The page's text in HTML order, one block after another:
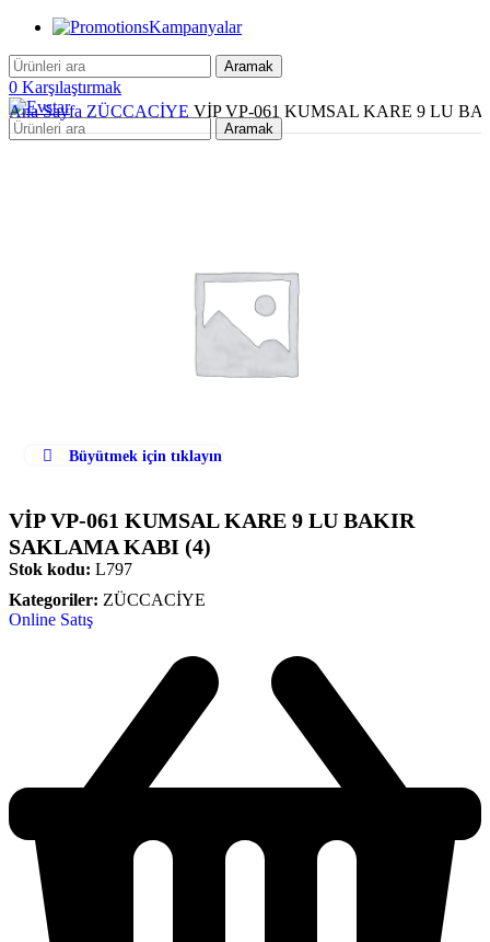
Kampanyalar
Aramak
0 Karşılaştırmak
Aramak
Ana Sayfa ZÜCCACİYE VİP VP-061 KUMSAL KARE 9 LU
Büyütmek için tıklayın
VİP VP-061 KUMSAL KARE 9 LU BAKIR
SAKLAMA KABI (4)
Stok kodu: L797
Kategoriler: ZÜCCACİYE
Online Satış